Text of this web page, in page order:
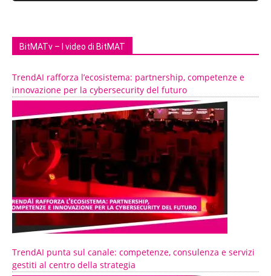
BitMATv – I video di BitMAT
TrendAI rafforza l’ecosistema: partnership, competenze e
innovazione per la cybersecurity del futuro
TrendAI punta sul canale: competenze, consulenza e servizi
gestiti al centro della strategia